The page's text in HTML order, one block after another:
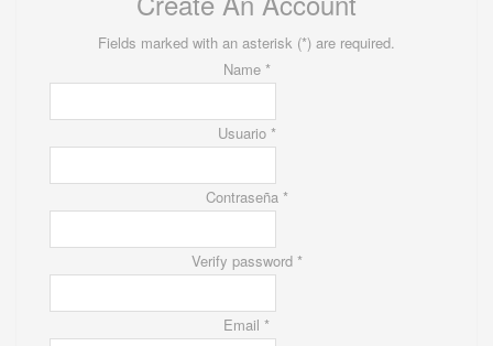
Fields marked with an asterisk (*) are required.
Name *
Usuario *
Contraseña *
Verify password *
Email *